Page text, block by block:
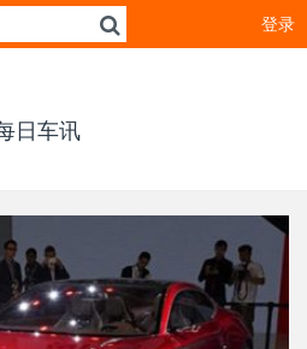
登录
日车讯